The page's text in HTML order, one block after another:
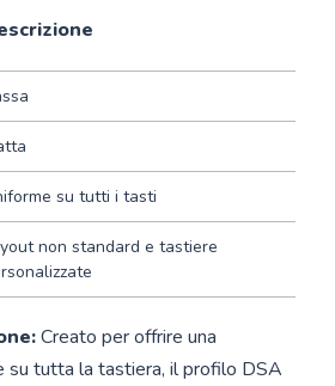
su tutti i tasti
non standard e tastiere
Creato per offrire una
su tutta la tastiera, il profilo DSA